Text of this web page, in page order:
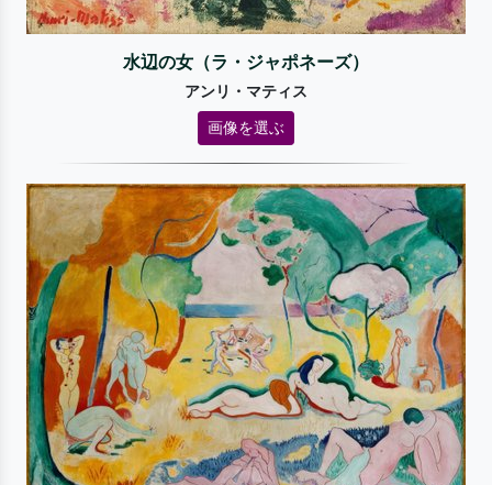
水辺の女（ラ・ジャポネーズ）
アンリ・マティス
画像を選ぶ